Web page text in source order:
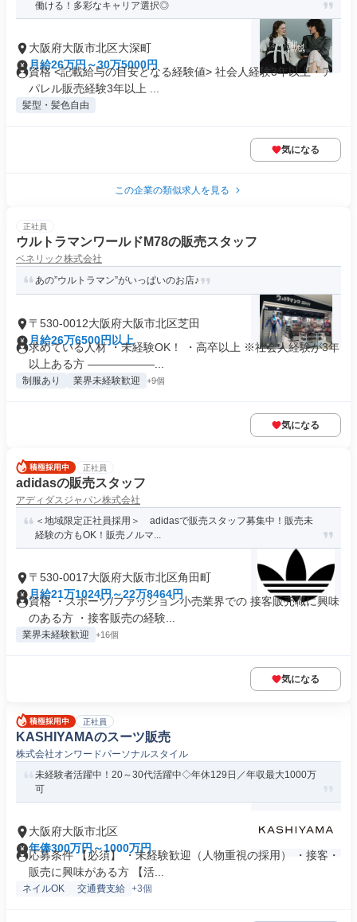
働ける！多彩なキャリア選択◎
大阪府大阪市北区大深町
月給26万円～30万5000円
資格 <記載給与の目安となる経験値> 社会人経験3年以上・ア
パレル販売経験3年以上 ...
髪型・髪色自由
気になる
この企業の類似求人を見る
正社員
ウルトラマンワールドM78の販売スタッフ
ベネリック株式会社
あの”ウルトラマン”がいっぱいのお店♪
〒530-0012大阪府大阪市北区芝田
月給26万6500円以上
求めている人材 ・未経験OK！ ・高卒以上 ※社会人経験が3年
以上ある方 ――――――...
制服あり 業界未経験歓迎 +9個
気になる
正社員
adidasの販売スタッフ
アディダスジャパン株式会社
＜地域限定正社員採用＞ adidasで販売スタッフ募集中！販売未
経験の方もOK！販売ノルマ...
〒530-0017大阪府大阪市北区角田町
月給21万1024円～22万8464円
資格 ・スポーツ/ファッション小売業界での 接客販売職に興味
のある方 ・接客販売の経験...
業界未経験歓迎 +16個
気になる
正社員
KASHIYAMAのスーツ販売
株式会社オンワードパーソナルスタイル
未経験者活躍中！20～30代活躍中◇年休129日／年収最大1000万
可
大阪府大阪市北区
年俸300万円～1000万円
応募条件 【必須】 ・未経験歓迎（人物重視の採用） ・接客・
販売に興味がある方 【活...
ネイルOK 交通費支給 +3個